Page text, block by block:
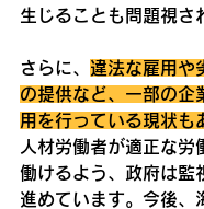
生じることも問題視さ
さらに、 違法な雇用や
の提供など、一部の企
用を行っている現状も
人材労働者が適正な労
働けるよう、政府は監
進めています。今後、